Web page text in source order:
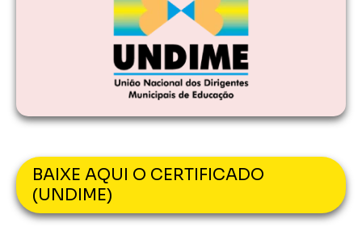
BAIXE AQUI O CERTIFICADO
(UNDIME)